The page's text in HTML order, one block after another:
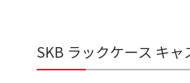
SKB ラックケース キ